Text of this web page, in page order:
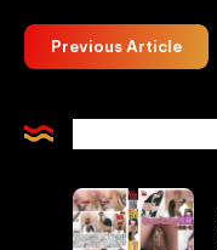
Previous Article
FF-
459